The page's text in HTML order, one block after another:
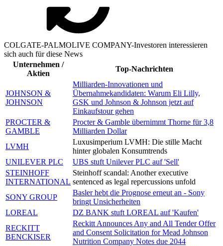
COLGATE-PALMOLIVE COMPANY-Investoren interessieren
sich auch für diese News
Unternehmen /
Aktien
Top-Nachrichten
JOHNSON &
JOHNSON
Milliarden-Innovationen und
Übernahmekandidaten: Warum Eli Lilly,
GSK und Johnson & Johnson jetzt auf
Einkaufstour gehen
PROCTER &
GAMBLE
Procter & Gamble übernimmt Thorne für 3,8
Milliarden Dollar
LVMH
Luxusimperium LVMH: Die stille Macht
hinter globalen Konsumtrends
UNILEVER PLC
UBS stuft Unilever PLC auf 'Sell'
STEINHOFF
INTERNATIONAL
Steinhoff scandal: Another executive
sentenced as legal repercussions unfold
SONY GROUP
Basler hebt die Prognose erneut an - Sony
bringt Unsicherheiten
LOREAL
DZ BANK stuft LOREAL auf 'Kaufen'
RECKITT
BENCKISER
Reckitt Announces Any and All Tender Offer
and Consent Solicitation for Mead Johnson
Nutrition Company Notes due 2044